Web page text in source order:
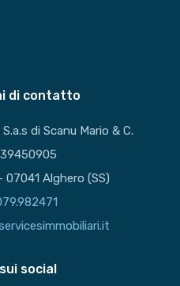
di contatto
di Scanu Mario & C.
07041 Alghero (SS)
social